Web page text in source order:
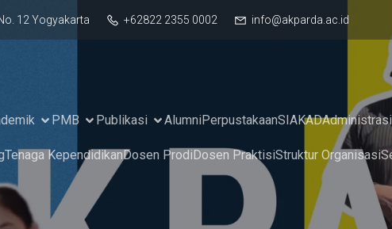
12 Yogyakarta +62822 2355 0002 info@akparda.ac.id
PMB Publikasi AlumniPerpustakaanSIAKADAdministrasi
Tenaga KependidikanDosen ProdiDosen PraktisiStruktur Organisasi